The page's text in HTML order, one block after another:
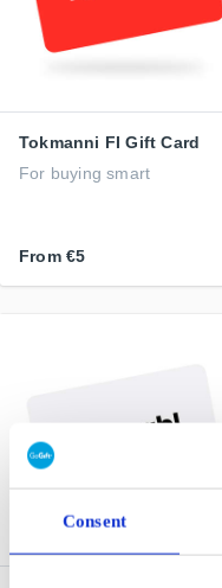
Consent
Tokmanni FI Gift Card
For buying smart
From €5